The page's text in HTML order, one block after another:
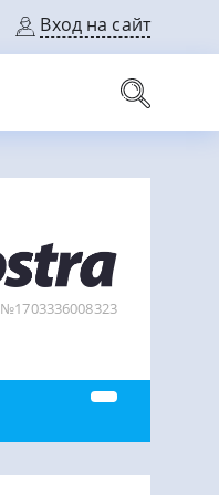
Вход на сайт
срок